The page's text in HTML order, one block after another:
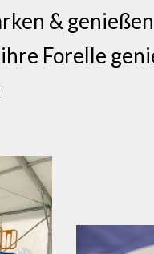
& genießen
Forelle